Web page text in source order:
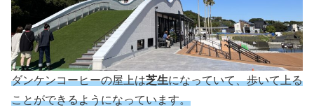
ダンケンコーヒーの屋上は芝生になっていて、歩いて上る
ことができるようになっています。